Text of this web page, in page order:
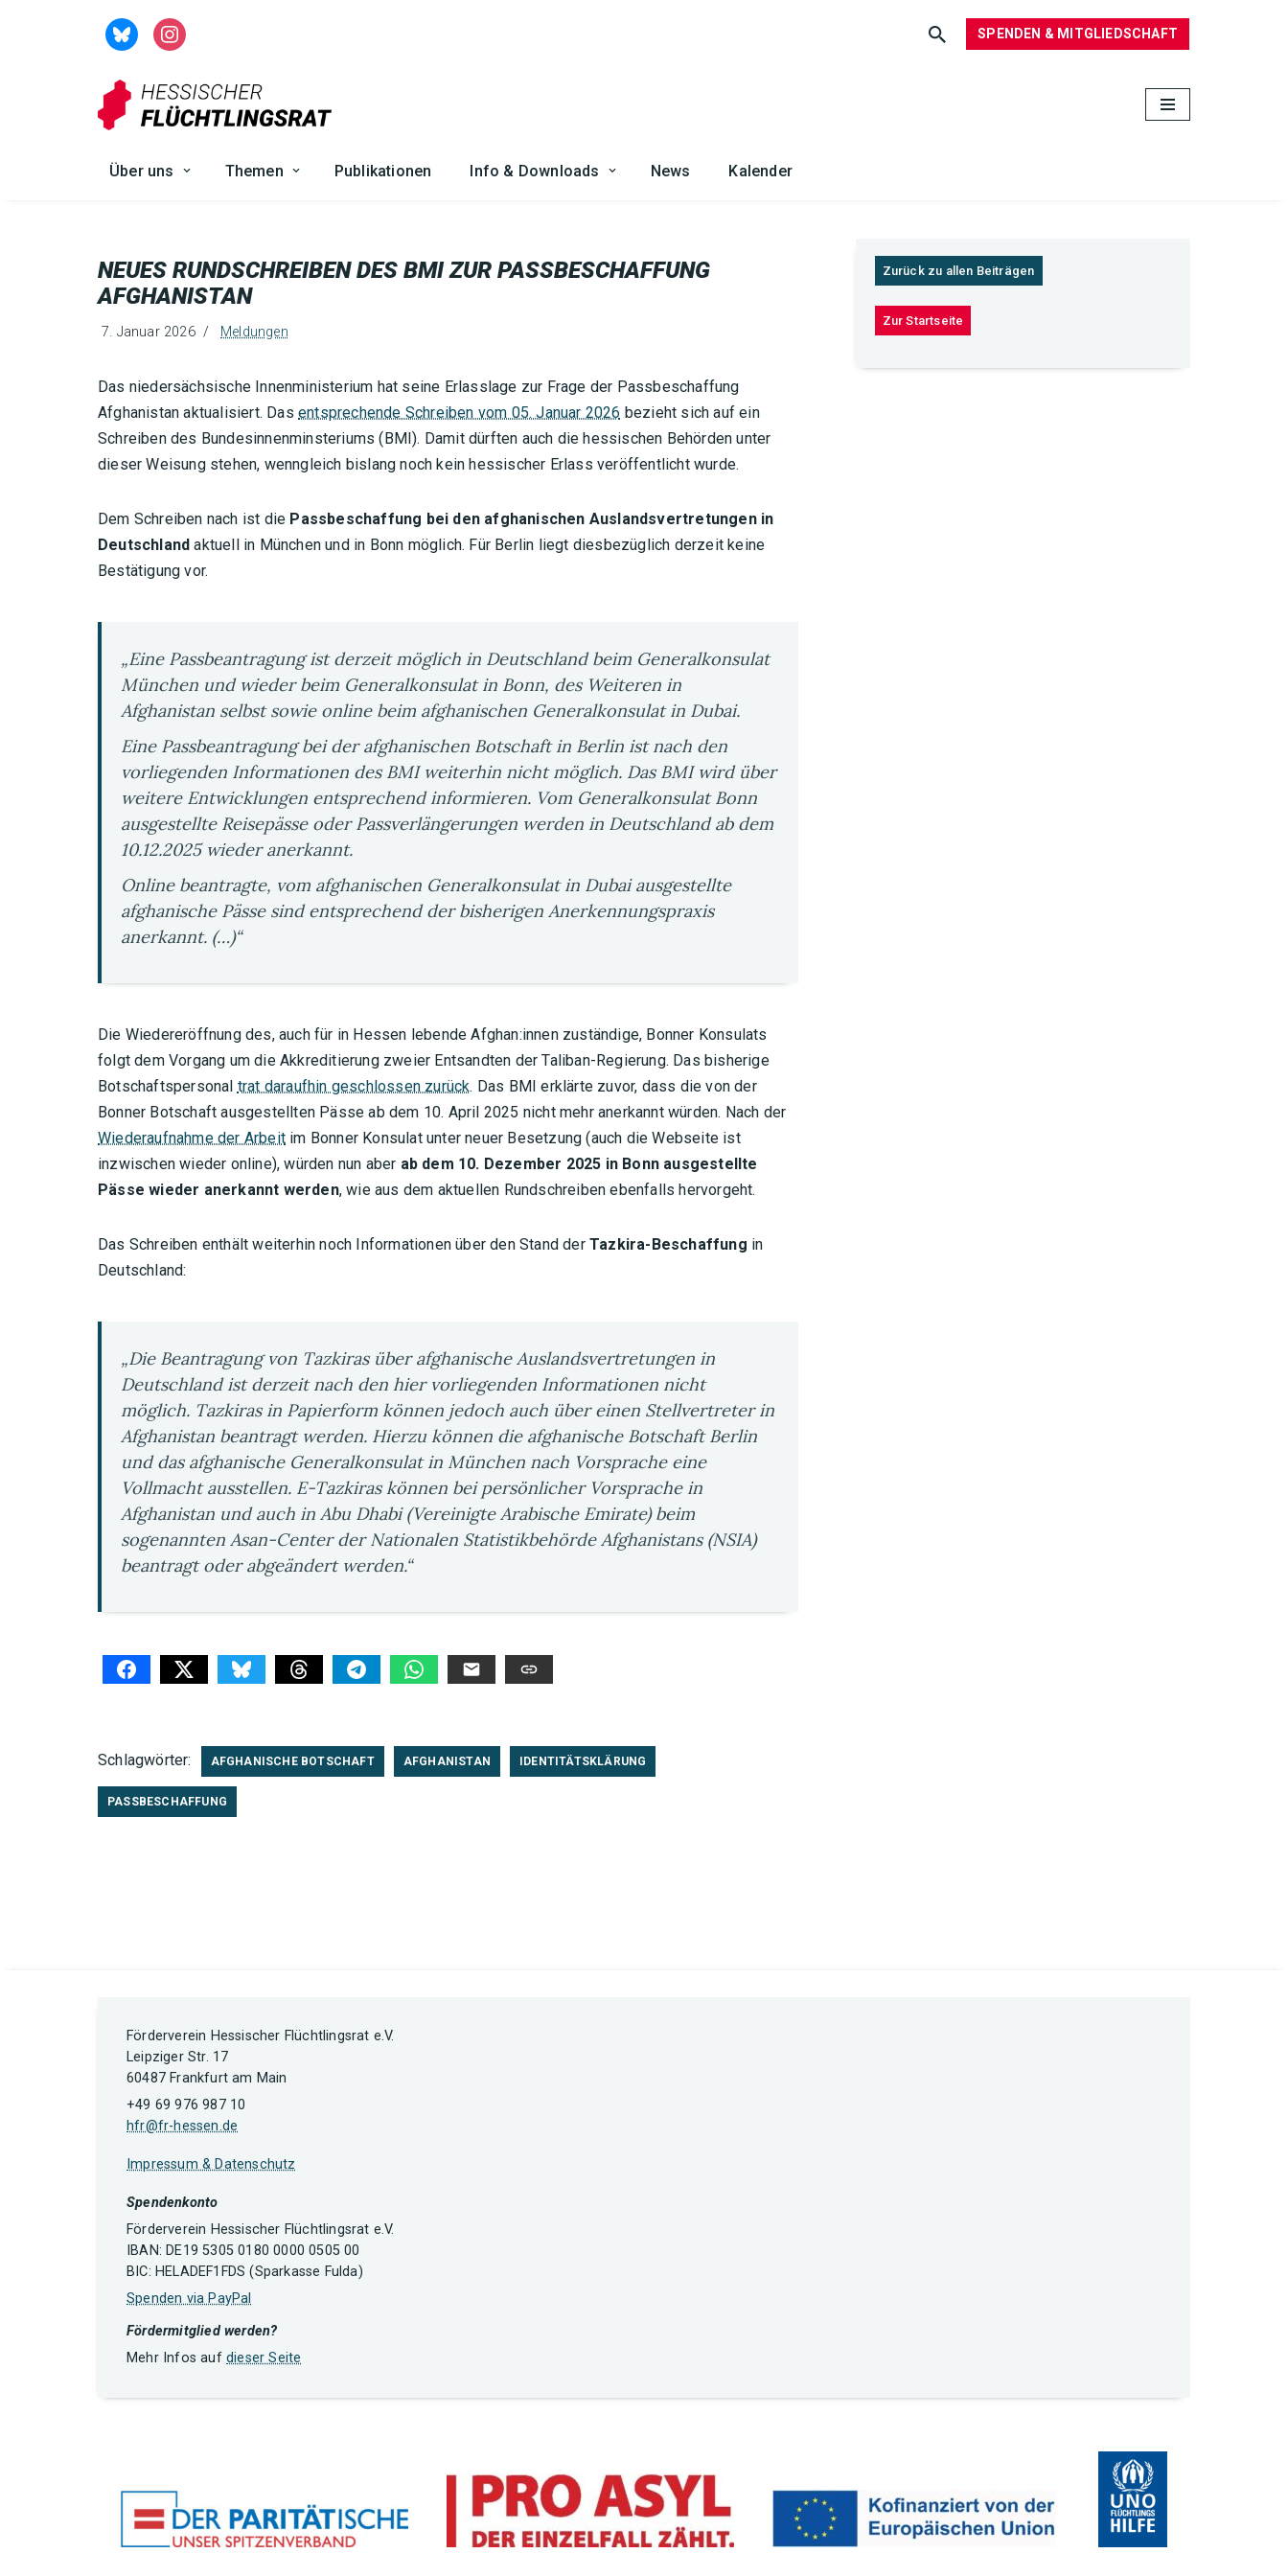
SPENDEN & MITGLIEDSCHAFT
Über uns Themen Publikationen Info & Downloads News Kalender
NEUES RUNDSCHREIBEN DES BMI ZUR PASSBESCHAFFUNG
AFGHANISTAN
7. Januar 2026 Meldungen
Das niedersächsische Innenministerium hat seine Erlasslage zur Frage der Passbeschaffung
Afghanistan aktualisiert. Das entsprechende Schreiben vom 05. Januar 2026 bezieht sich auf ein
Schreiben des Bundesinnenminsteriums (BMI). Damit dürften auch die hessischen Behörden unter
dieser Weisung stehen, wenngleich bislang noch kein hessischer Erlass veröffentlicht wurde.
Dem Schreiben nach ist die Passbeschaffung bei den afghanischen Auslandsvertretungen in
Deutschland aktuell in München und in Bonn möglich. Für Berlin liegt diesbezüglich derzeit keine
Bestätigung vor.
„Eine Passbeantragung ist derzeit möglich in Deutschland beim Generalkonsulat
München und wieder beim Generalkonsulat in Bonn, des Weiteren in
Afghanistan selbst sowie online beim afghanischen Generalkonsulat in Dubai.
Eine Passbeantragung bei der afghanischen Botschaft in Berlin ist nach den
vorliegenden Informationen des BMI weiterhin nicht möglich. Das BMI wird über
weitere Entwicklungen entsprechend informieren. Vom Generalkonsulat Bonn
ausgestellte Reisepässe oder Passverlängerungen werden in Deutschland ab dem
10.12.2025 wieder anerkannt.
Online beantragte, vom afghanischen Generalkonsulat in Dubai ausgestellte
afghanische Pässe sind entsprechend der bisherigen Anerkennungspraxis
anerkannt. (…)“
Die Wiedereröffnung des, auch für in Hessen lebende Afghan:innen zuständige, Bonner Konsulats
folgt dem Vorgang um die Akkreditierung zweier Entsandten der Taliban-Regierung. Das bisherige
Botschaftspersonal trat daraufhin geschlossen zurück. Das BMI erklärte zuvor, dass die von der
Bonner Botschaft ausgestellten Pässe ab dem 10. April 2025 nicht mehr anerkannt würden. Nach der
Wiederaufnahme der Arbeit im Bonner Konsulat unter neuer Besetzung (auch die Webseite ist
inzwischen wieder online), würden nun aber ab dem 10. Dezember 2025 in Bonn ausgestellte
Pässe wieder anerkannt werden, wie aus dem aktuellen Rundschreiben ebenfalls hervorgeht.
Das Schreiben enthält weiterhin noch Informationen über den Stand der Tazkira-Beschaffung in
Deutschland:
„Die Beantragung von Tazkiras über afghanische Auslandsvertretungen in
Deutschland ist derzeit nach den hier vorliegenden Informationen nicht
möglich. Tazkiras in Papierform können jedoch auch über einen Stellvertreter in
Afghanistan beantragt werden. Hierzu können die afghanische Botschaft Berlin
und das afghanische Generalkonsulat in München nach Vorsprache eine
Vollmacht ausstellen. E-Tazkiras können bei persönlicher Vorsprache in
Afghanistan und auch in Abu Dhabi (Vereinigte Arabische Emirate) beim
sogenannten Asan-Center der Nationalen Statistikbehörde Afghanistans (NSIA)
beantragt oder abgeändert werden.“
Schlagwörter: AFGHANISCHE BOTSCHAFT AFGHANISTAN IDENTITÄTSKLÄRUNG
PASSBESCHAFFUNG
Zurück zu allen Beiträgen
Zur Startseite
Förderverein Hessischer Flüchtlingsrat e.V.
Leipziger Str. 17
60487 Frankfurt am Main
+49 69 976 987 10
hfr@fr-hessen.de
Impressum & Datenschutz
Spendenkonto
Förderverein Hessischer Flüchtlingsrat e.V.
IBAN: DE19 5305 0180 0000 0505 00
BIC: HELADEF1FDS (Sparkasse Fulda)
Spenden via PayPal
Fördermitglied werden?
Mehr Infos auf dieser Seite